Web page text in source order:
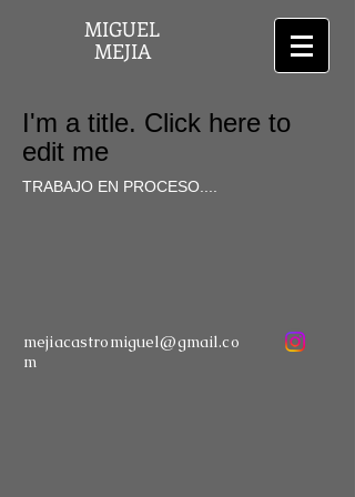
MIGUEL
MEJIA
I'm a title. Click here to
edit me
TRABAJO EN PROCESO....
mejiacastromiguel@gmail.co
m